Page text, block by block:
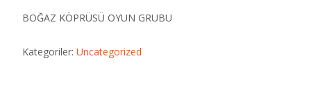
BOĞAZ KÖPRÜSÜ OYUN GRUBU
Kategoriler: Uncategorized